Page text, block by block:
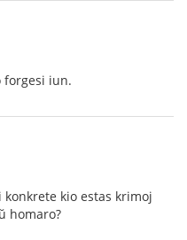
forgesi iun.
kio estas krimoj
homaro?